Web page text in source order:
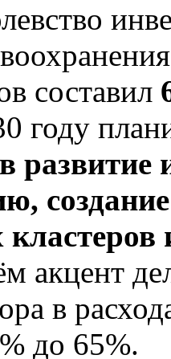
составил
году
развитие
акцент
в
до 65%.